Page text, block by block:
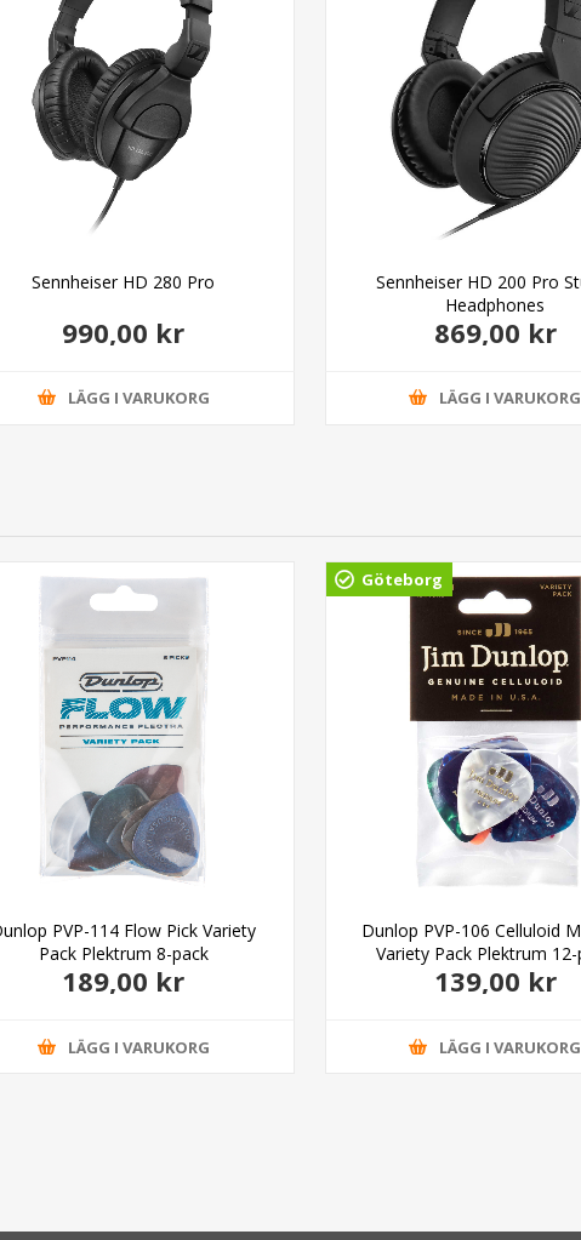
Sennheiser HD 280 Pro
990,00 kr
LÄGG I VARUKORG
Sennheiser HD 200 Pro
Headphones
869,00 kr
LÄGG I VARUKORG
PVP-114 Flow Pick Variety
Pack Plektrum 8-pack
189,00 kr
LÄGG I VARUKORG
Göteborg
Dunlop PVP-106 Celluloid
Variety Pack Plektrum
139,00 kr
LÄGG I VARUKORG